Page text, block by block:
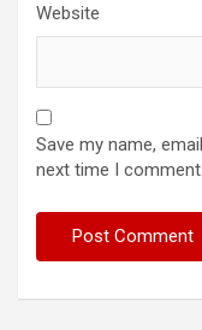
Website
Save my name,
next time I comment.